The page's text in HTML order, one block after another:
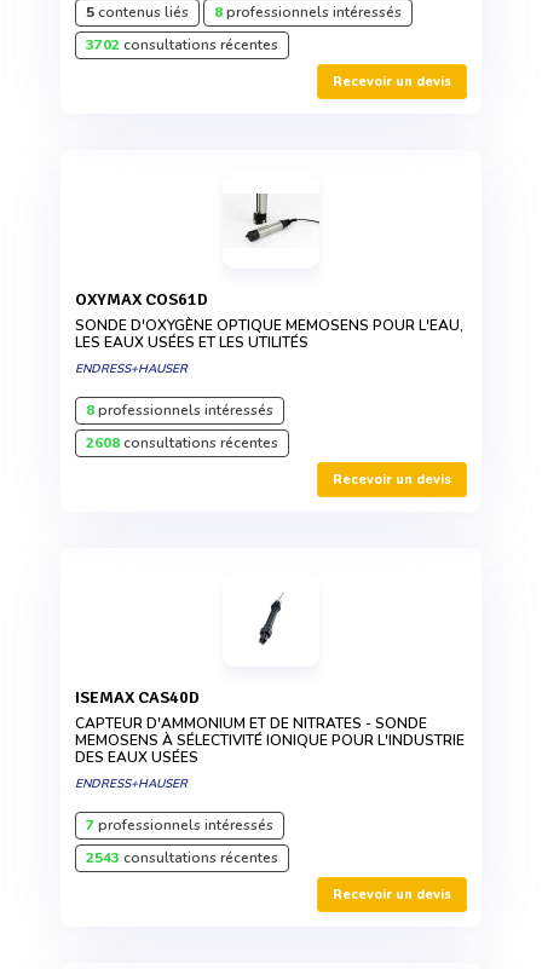
5contenus liés 8professionnels intéressés
3702consultations récentes
Recevoir un devis
OXYMAX COS61D
SONDE D'OXYGÈNE OPTIQUE MEMOSENS POUR L'EAU,
LES EAUX USÉES ET LES UTILITÉS
ENDRESS+HAUSER
8professionnels intéressés
2608consultations récentes
Recevoir un devis
ISEMAX CAS40D
CAPTEUR D'AMMONIUM ET DE NITRATES - SONDE
MEMOSENS À SÉLECTIVITÉ IONIQUE POUR L'INDUSTRIE
DES EAUX USÉES
ENDRESS+HAUSER
7professionnels intéressés
2543 consultations récentes
Recevoir un devis